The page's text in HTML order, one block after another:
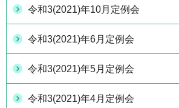
令和3(2021)年10月定例会
令和3(2021)年6月定例会
令和3(2021)年5月定例会
令和3(2021)年4月定例会